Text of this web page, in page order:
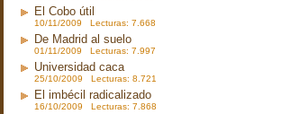
El Cobo útil
10/11/2009 Lecturas: 7.668
De Madrid al suelo
01/11/2009 Lecturas: 7.997
Universidad caca
25/10/2009 Lecturas: 8.721
El imbécil radicalizado
16/10/2009 Lecturas: 7.868